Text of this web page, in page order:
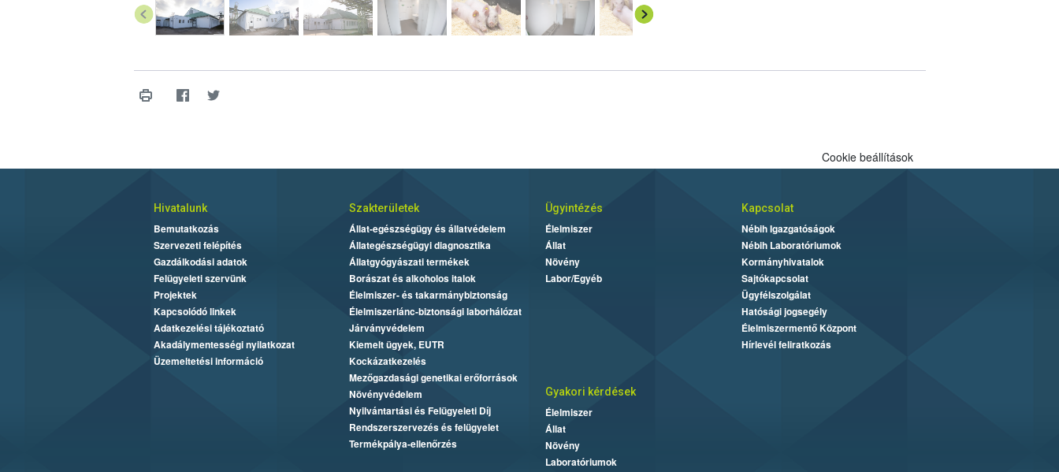
Cookie beállítások
Hivatalunk
Bemutatkozás
Szervezeti felépítés
Gazdálkodási adatok
Felügyeleti szervünk
Projektek
Kapcsolódó linkek
Adatkezelési tájékoztató
Akadálymentességi nyilatkozat
Üzemeltetési információ
Szakterületek
Állat-egészségügy és állatvédelem
Állategészségügyi diagnosztika
Állatgyógyászati termékek
Borászat és alkoholos italok
Élelmiszer- és takarmánybiztonság
Élelmiszerlánc-biztonsági laborhálózat
Járványvédelem
Kiemelt ügyek, EUTR
Kockázatkezelés
Mezőgazdasági genetikai erőforrások
Növényvédelem
Nyilvántartási és Felügyeleti Díj
Rendszerszervezés és felügyelet
Termékpálya-ellenőrzés
Ügyintézés
Élelmiszer
Állat
Növény
Labor/Egyéb
Kapcsolat
Nébih Igazgatóságok
Nébih Laboratóriumok
Kormányhivatalok
Sajtókapcsolat
Ügyfélszolgálat
Hatósági jogsegély
Élelmiszermentő Központ
Hírlevél feliratkozás
Gyakori kérdések
Élelmiszer
Állat
Növény
Laboratóriumok